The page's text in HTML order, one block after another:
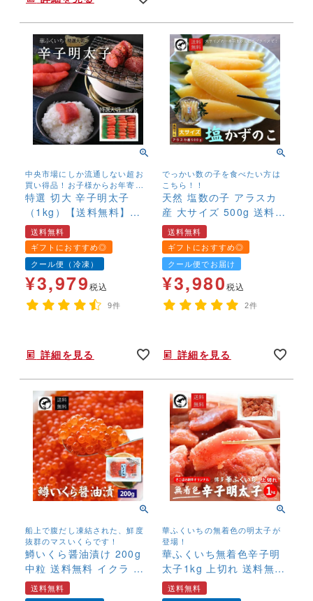
中央市場にしか流通しない超お
買い得品！お子様からお年寄り
まで幅広く召し上がっていただ
くために、塩、辛子を抑えマイ
ルドに仕上げました。
特選 切大 辛子明太子
（1kg）【送料無料】
有色 めんたいこ メン
タイコ
送料無料
ギフトにおすすめ◎
クール便（冷凍）
¥3,979税込
9件
詳細を見る
でっかい数の子を食べたい方は
こちら！！
天然 塩数の子 アラスカ
産 大サイズ 500g 送料無
料 1本物 本ちゃん かずの
こ カズノコ 大きい 最
大級
送料無料
ギフトにおすすめ◎
クール便でお届け
¥3,980税込
2件
詳細を見る
船上で腹だし凍結された、鮮度
抜群のマスいくらです！
鱒いくら醤油漬け 200g
中粒 送料無料 イクラ 味
付 鮮度抜群 北海道加工
鱒子 マス子
送料無料
華ふくいちの無着色の明太子が
登場！
華ふくいち無着色辛子明
太子1kg 上切れ 送料無料
訳あり わけあり 食品 切
れ子 切子 めんたいこ お
送料無料